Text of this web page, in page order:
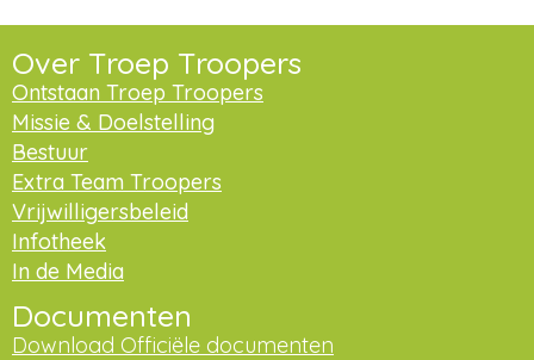
Over Troep Troopers
Ontstaan Troep Troopers
Missie & Doelstelling
Bestuur
Extra Team Troopers
Vrijwilligersbeleid
Infotheek
In de Media
Documenten
Download Officiële documenten